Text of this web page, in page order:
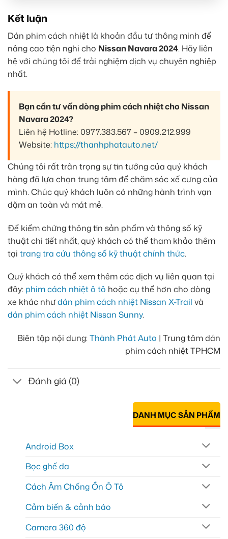
Kết luận
Dán phim cách nhiệt là khoản đầu tư thông minh để
nâng cao tiện nghi cho Nissan Navara 2024. Hãy liên
hệ với chúng tôi để trải nghiệm dịch vụ chuyên nghiệp
nhất.
Bạn cần tư vấn dòng phim cách nhiệt cho Nissan
Navara 2024?
Liên hệ Hotline: 0977.383.567 – 0909.212.999
Website: https://thanhphatauto.net/
Chúng tôi rất trân trọng sự tin tưởng của quý khách
hàng đã lựa chọn trung tâm để chăm sóc xế cưng của
mình. Chúc quý khách luôn có những hành trình vạn
dặm an toàn và mát mẻ.
Để kiểm chứng thông tin sản phẩm và thông số kỹ
thuật chi tiết nhất, quý khách có thể tham khảo thêm
tại trang tra cứu thông số kỹ thuật chính thức.
Quý khách có thể xem thêm các dịch vụ liên quan tại
đây: phim cách nhiệt ô tô hoặc cụ thể hơn cho dòng
xe khác nhưdán phim cách nhiệt Nissan X-Trail và
dán phim cách nhiệt Nissan Sunny.
Biên tập nội dung:Thành Phát Auto | Trung tâm dán
phim cách nhiệt TPHCM
Đánh giá (0)
DANH MỤC SẢN PHẨM
Android Box
Bọc ghế da
Cách Âm Chống Ồn Ô Tô
Cảm biến & cảnh báo
Camera 360 độ